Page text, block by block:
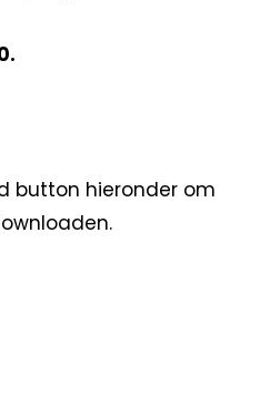
button hieronder om